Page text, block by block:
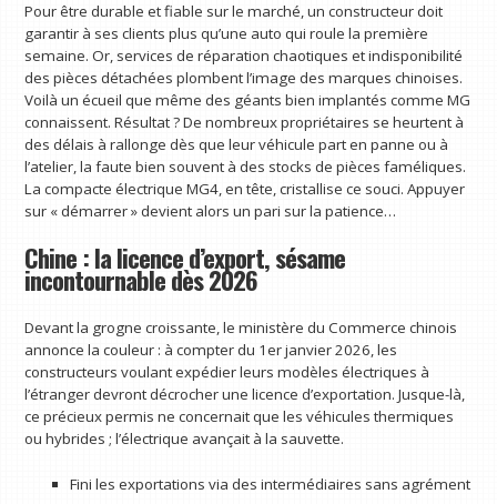
Pour être durable et fiable sur le marché, un constructeur doit
garantir à ses clients plus qu’une auto qui roule la première
semaine. Or, services de réparation chaotiques et indisponibilité
des pièces détachées plombent l’image des marques chinoises.
Voilà un écueil que même des géants bien implantés comme MG
connaissent. Résultat ? De nombreux propriétaires se heurtent à
des délais à rallonge dès que leur véhicule part en panne ou à
l’atelier, la faute bien souvent à des stocks de pièces faméliques.
La compacte électrique MG4, en tête, cristallise ce souci. Appuyer
sur « démarrer » devient alors un pari sur la patience…
Chine : la licence d’export, sésame
incontournable dès 2026
Devant la grogne croissante, le ministère du Commerce chinois
annonce la couleur : à compter du 1er janvier 2026, les
constructeurs voulant expédier leurs modèles électriques à
l’étranger devront décrocher une licence d’exportation. Jusque-là,
ce précieux permis ne concernait que les véhicules thermiques
ou hybrides ; l’électrique avançait à la sauvette.
Fini les exportations via des intermédiaires sans agrément